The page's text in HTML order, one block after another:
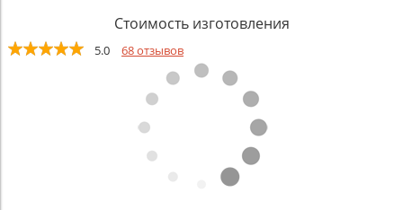
Стоимость изготовления
5.0 68 отзывов